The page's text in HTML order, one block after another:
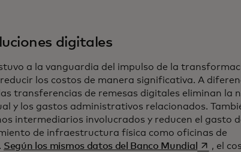
digitales
a la vanguardia del impulso de la
los costos de manera significativa. A
transferencias de remesas digitales eliminan la
y los gastos administrativos relacionados.
intermediarios involucrados y reducen el gasto
de infraestructura física como oficinas de
Según los mismos datos del Banco Mundial se abre
, el